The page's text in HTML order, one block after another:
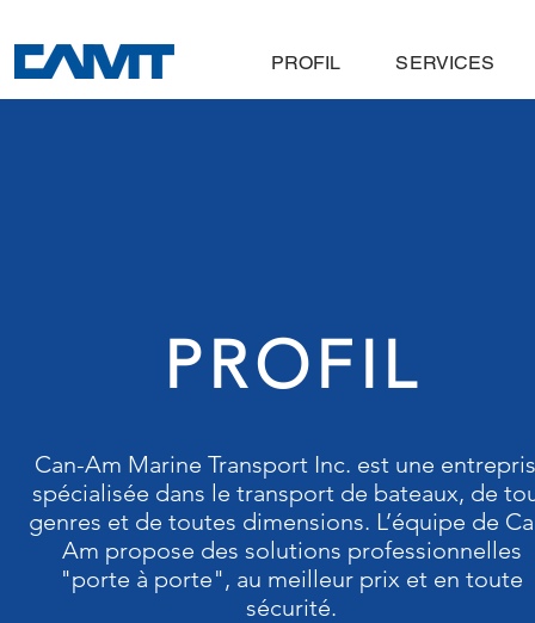
PROFIL SERVICES
PROFIL
Can-Am Marine Transport Inc. est une
spécialisée dans le transport de bateaux, de
genres et de toutes dimensions. L’équipe de
Am propose des solutions professionnelles
"porte à porte", au meilleur prix et en toute
sécurité.